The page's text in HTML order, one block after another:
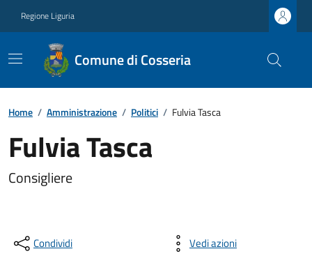
Regione Liguria
Comune di Cosseria
Home / Amministrazione / Politici / Fulvia Tasca
Fulvia Tasca
Consigliere
Condividi Vedi azioni